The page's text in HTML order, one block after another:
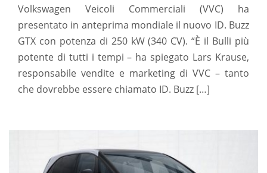
Volkswagen Veicoli Commerciali (VVC) ha
presentato in anteprima mondiale il nuovo ID. Buzz
GTX con potenza di 250 kW (340 CV). “È il Bulli più
potente di tutti i tempi – ha spiegato Lars Krause,
responsabile vendite e marketing di VVC – tanto
che dovrebbe essere chiamato ID. Buzz […]